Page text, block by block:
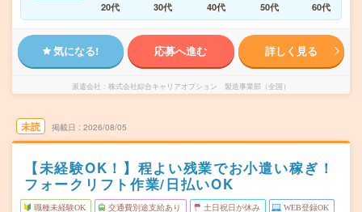
20代
30代 40代 50代 60代
気になる! 応募へ進む 詳しく見る
派遣会社 株式会社綜合キャリアオプション 製造事業部（全国）
未読 掲載日 2026/08/05
【未経験OK！】程よい残業でお小遣い稼ぎ！
フォークリフト作業/日払いOK
職種未経験OK 交通費別途支給あり 土日祝日が休み WEB登録OK